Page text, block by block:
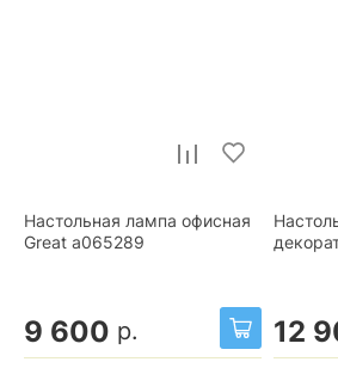
Настольная лампа офисная
Great a065289
9 600 р. 12